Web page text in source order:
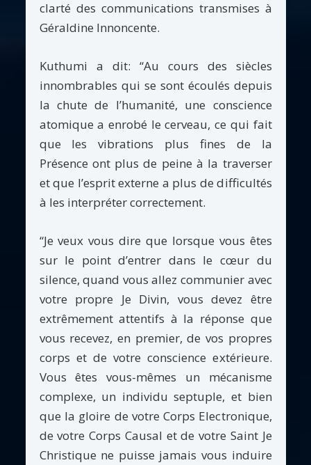
clarté des communications transmises à
Géraldine Innoncente.
Kuthumi a dit: “Au cours des siècles
innombrables qui se sont écoulés depuis
la chute de l’humanité, une conscience
atomique a enrobé le cerveau, ce qui fait
que les vibrations plus fines de la
Présence ont plus de peine à la traverser
et que l’esprit externe a plus de difficultés
à les interpréter correctement.
“Je veux vous dire que lorsque vous êtes
sur le point d’entrer dans le cœur du
silence, quand vous allez communier avec
votre propre Je Divin, vous devez être
extrêmement attentifs à la réponse que
vous recevez, en premier, de vos propres
corps et de votre conscience extérieure.
Vous êtes vous-mêmes un mécanisme
complexe, un individu septuple, et bien
que la gloire de votre Corps Electronique,
de votre Corps Causal et de votre Saint Je
Christique ne puisse jamais vous induire